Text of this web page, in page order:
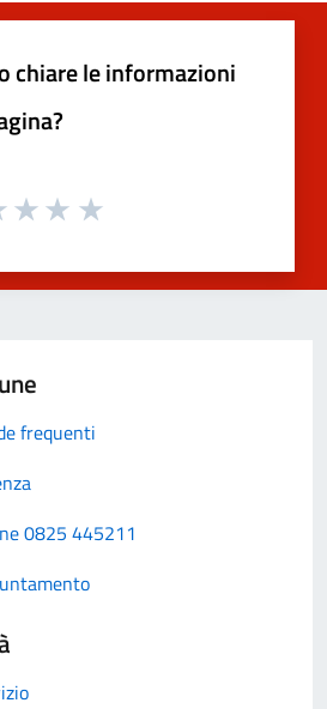
chiare le informazioni
frequenti
0825 445211